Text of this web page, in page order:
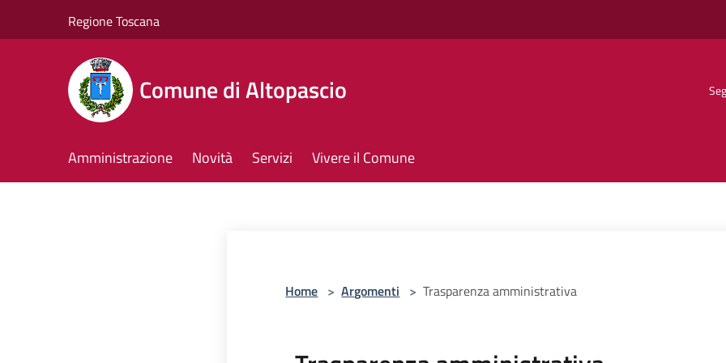
Regione Toscana
Comune di Altopascio
Amministrazione Novità Servizi Vivere il Comune
Home > Argomenti > Trasparenza amministrativa